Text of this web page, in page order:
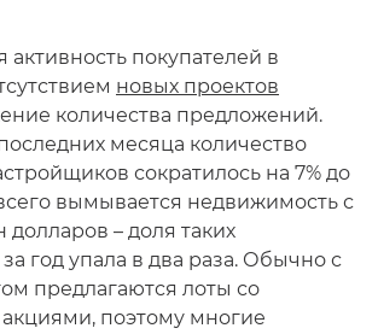
активность покупателей в
новых проектов
количества предложений.
месяца количество
сократилось на 7% до
вымывается недвижимость с
долларов – доля таких
год упала в два раза. Обычно с
предлагаются лоты со
поэтому многие